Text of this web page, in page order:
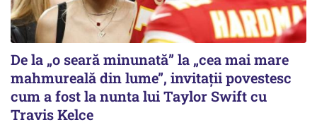
De la „o seară minunată” la „cea mai mare
mahmureală din lume”, invitații povestesc
cum a fost la nunta lui Taylor Swift cu
Travis Kelce